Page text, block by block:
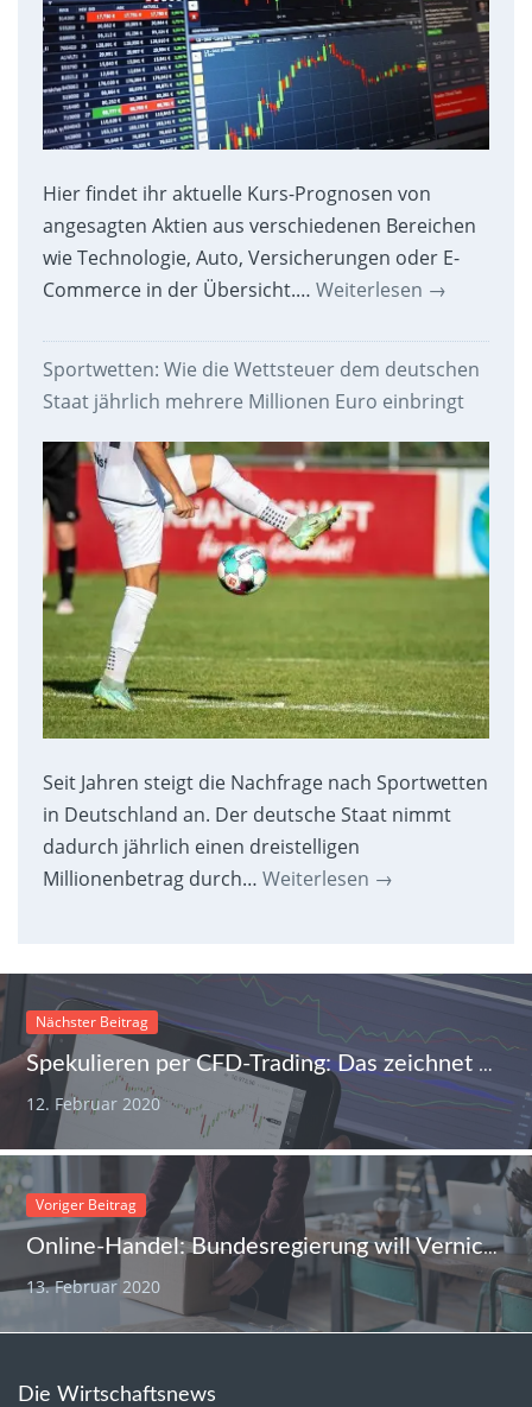
Hier findet ihr aktuelle Kurs-Prognosen von
angesagten Aktien aus verschiedenen Bereichen
wie Technologie, Auto, Versicherungen oder E-
Commerce in der Übersicht.… Weiterlesen →
Sportwetten: Wie die Wettsteuer dem deutschen
Staat jährlich mehrere Millionen Euro einbringt
Seit Jahren steigt die Nachfrage nach Sportwetten
in Deutschland an. Der deutsche Staat nimmt
dadurch jährlich einen dreistelligen
Millionenbetrag durch… Weiterlesen →
Nächster Beitrag
Spekulieren per CFD-Trading: Das zeichnet Differenzkontrakte aus
12. Februar 2020
Voriger Beitrag
Online-Handel: Bundesregierung will Vernichtung von Retouren verbieten
13. Februar 2020
Die Wirtschaftsnews